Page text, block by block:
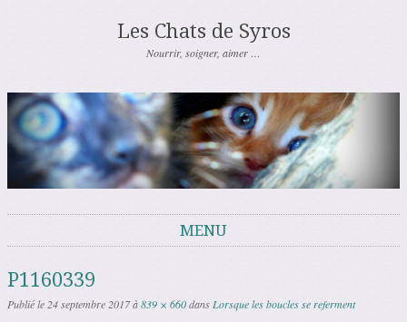
Les Chats de Syros
Nourrir, soigner, aimer …
MENU
P1160339
Publié le24 septembre 2017à839 × 660dansLorsque les boucles se referment